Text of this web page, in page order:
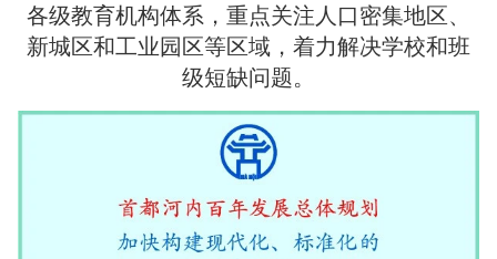
各级教育机构体系，重点关注人口密集地区、
新城区和工业园区等区域，着力解决学校和班
级短缺问题。